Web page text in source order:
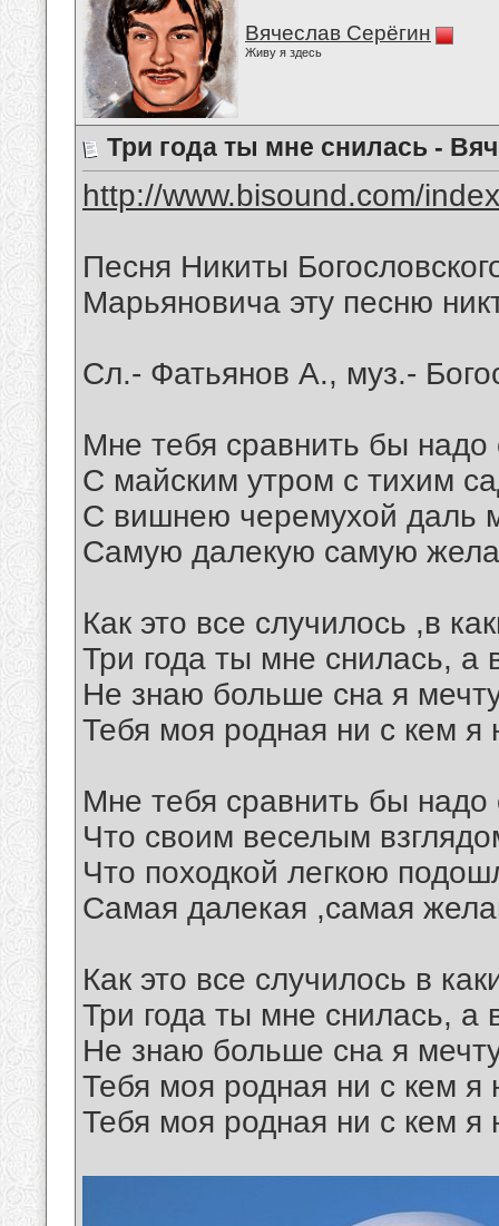
Вячеслав Серёгин
Живу я здесь
Три года ты мне снилась -
http://www.bisound.com/
Песня Никиты
Марьяновича эту песню
Сл.- Фатьянов А., муз.-
Мне тебя сравнить бы
С майским утром с тихим
С вишнею черемухой даль
Самую далекую самую
Как это все случилось ,в
Три года ты мне снилась, а
Не знаю больше сна я
Тебя моя родная ни с кем я
Мне тебя сравнить бы
Что своим веселым
Что походкой легкою
Самая далекая ,самая
Как это все случилось в
Три года ты мне снилась, а
Не знаю больше сна я
Тебя моя родная ни с кем я
Тебя моя родная ни с кем я